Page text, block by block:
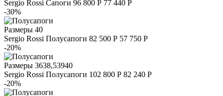
Sergio Rossi Сапоги 96 800 Р 77 440 Р
-30%
Размеры 40
Sergio Rossi Полусапоги 82 500 Р 57 750 Р
-20%
Размеры 3638,53940
Sergio Rossi Полусапоги 102 800 Р 82 240 Р
-20%